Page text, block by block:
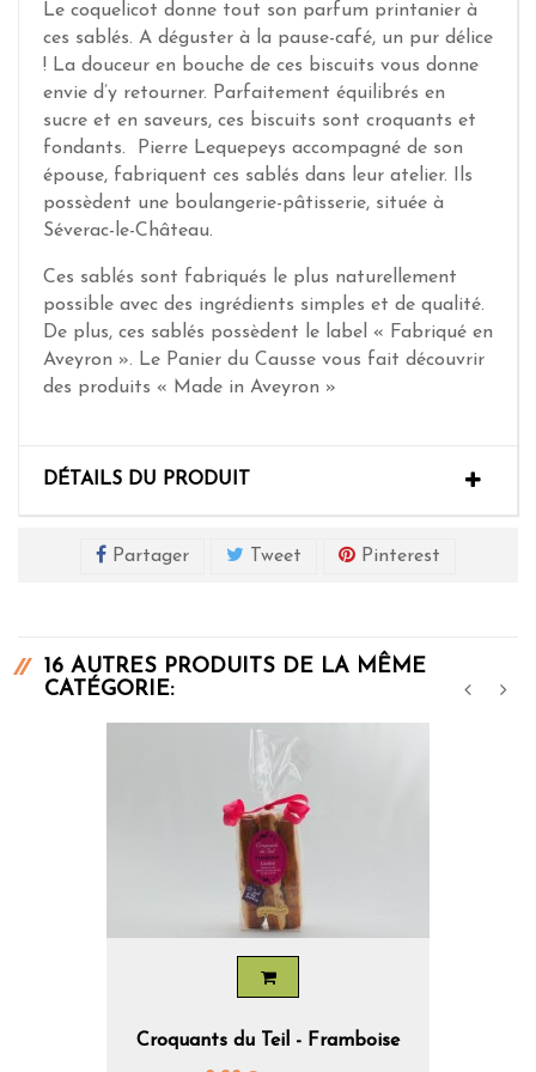
Le coquelicot donne tout son parfum printanier à
ces sablés. A déguster à la pause-café, un pur délice
! La douceur en bouche de ces biscuits vous donne
envie d’y retourner. Parfaitement équilibrés en
sucre et en saveurs, ces biscuits sont croquants et
fondants. Pierre Lequepeys accompagné de son
épouse, fabriquent ces sablés dans leur atelier. Ils
possèdent une boulangerie-pâtisserie, située à
Séverac-le-Château.
Ces sablés sont fabriqués le plus naturellement
possible avec des ingrédients simples et de qualité.
De plus, ces sablés possèdent le label « Fabriqué en
Aveyron ». Le Panier du Causse vous fait découvrir
des produits « Made in Aveyron »
DÉTAILS DU PRODUIT
Partager Tweet Pinterest
16 AUTRES PRODUITS DE LA MÊME
CATÉGORIE:
Croquants du Teil - Framboise